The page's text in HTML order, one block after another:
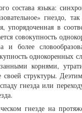
состава языка:
гнездо,
упорядоченная в
совокупность
более
однокоренных
корнями,
структуры.
гнезда или
гнезде на